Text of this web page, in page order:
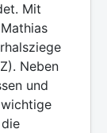
Mit
Neben
und